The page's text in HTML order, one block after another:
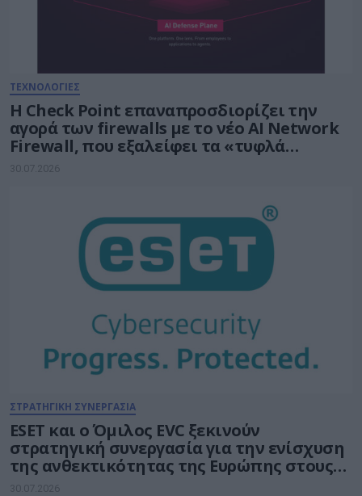
ΤΕΧΝΟΛΟΓΙΕΣ
Η Check Point επαναπροσδιορίζει την
αγορά των firewalls με το νέο AI Network
Firewall, που εξαλείφει τα «τυφλά
σημεία» της Τεχνητής Νοημοσύνης σε
30.07.2026
ΣΤΡΑΤΗΓΙΚΗ ΣΥΝΕΡΓΑΣΙΑ
ESET και ο Όμιλος EVC ξεκινούν
στρατηγική συνεργασία για την ενίσχυση
της ανθεκτικότητας της Ευρώπης στους
τομείς κυβερνοασφάλειας και ενέργειας
30.07.2026